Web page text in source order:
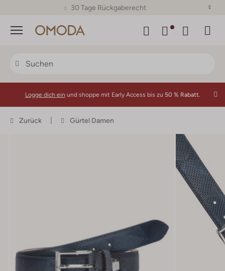
30 Tage Rückgaberecht
Menü
Logge dich ein und shoppe mit Early Access bis zu 50 % Rabatt.
Zurück Gürtel Damen